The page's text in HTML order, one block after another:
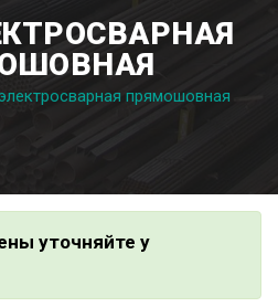
прямошовная
уточняйте у